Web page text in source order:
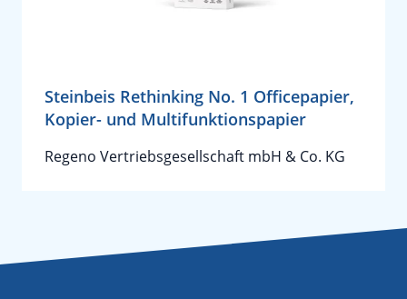
Steinbeis Rethinking No. 1 Officepapier,
Kopier- und Multifunktionspapier
Regeno Vertriebsgesellschaft mbH & Co. KG